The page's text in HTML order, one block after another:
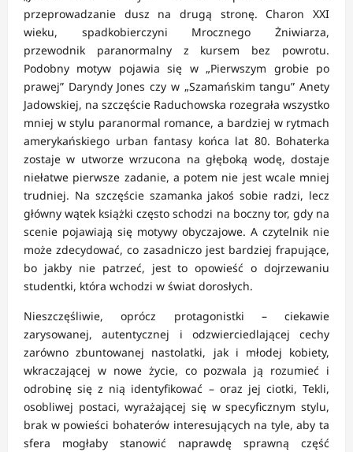
przeprowadzanie dusz na drugą stronę. Charon XXI
wieku, spadkobierczyni Mrocznego Żniwiarza,
przewodnik paranormalny z kursem bez powrotu.
Podobny motyw pojawia się w „Pierwszym grobie po
prawej” Daryndy Jones czy w „Szamańskim tangu” Anety
Jadowskiej, na szczęście Raduchowska rozegrała wszystko
mniej w stylu paranormal romance, a bardziej w rytmach
amerykańskiego urban fantasy końca lat 80. Bohaterka
zostaje w utworze wrzucona na głęboką wodę, dostaje
niełatwe pierwsze zadanie, a potem nie jest wcale mniej
trudniej. Na szczęście szamanka jakoś sobie radzi, lecz
główny wątek książki często schodzi na boczny tor, gdy na
scenie pojawiają się motywy obyczajowe. A czytelnik nie
może zdecydować, co zasadniczo jest bardziej frapujące,
bo jakby nie patrzeć, jest to opowieść o dojrzewaniu
studentki, która wchodzi w świat dorosłych.
Nieszczęśliwie, oprócz protagonistki – ciekawie
zarysowanej, autentycznej i odzwierciedlającej cechy
zarówno zbuntowanej nastolatki, jak i młodej kobiety,
wkraczającej w nowe życie, co pozwala ją rozumieć i
odrobinę się z nią identyfikować – oraz jej ciotki, Tekli,
osobliwej postaci, wyrażającej się w specyficznym stylu,
brak w powieści bohaterów interesujących na tyle, aby ta
sfera mogłaby stanowić naprawdę sprawną część